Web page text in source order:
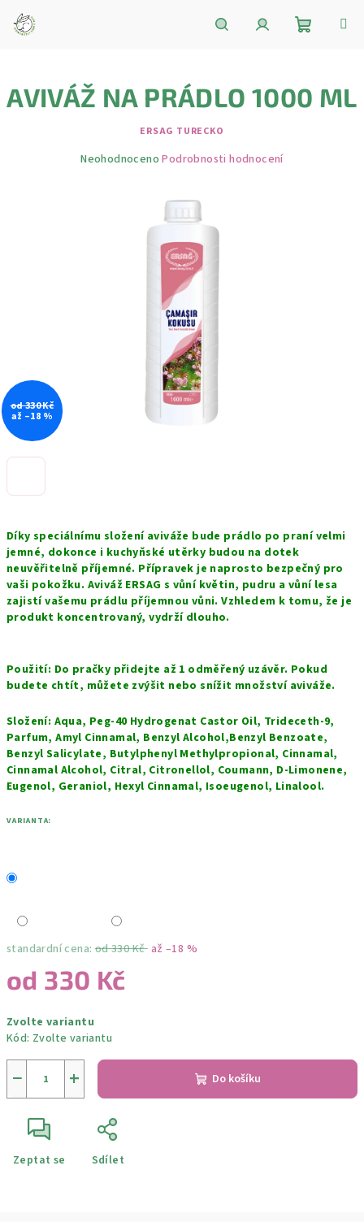
obsah
košík
Díky speciálnímu složení aviváže bude prádlo po praní velmi
jemné, dokonce i kuchyňské utěrky budou na dotek
neuvěřitelně příjemné. Přípravek je naprosto bezpečný pro
vaši pokožku. Aviváž ERSAG s vůní květin, pudru a vůní lesa
zajistí vašemu prádlu příjemnou vůni. Vzhledem k tomu, že je
produkt koncentrovaný, vydrží dlouho.
Použití: Do pračky přidejte až 1 odměřený uzávěr. Pokud
budete chtít, můžete zvýšit nebo snížit množství aviváže.
Složení: Aqua, Peg-40 Hydrogenat Castor Oil, Trideceth-9,
Parfum, Amyl Cinnamal, Benzyl Alcohol,Benzyl Benzoate,
Benzyl Salicylate, Butylphenyl Methylpropional, Cinnamal,
Cinnamal Alcohol, Citral, Citronellol, Coumann, D-Limonene,
Eugenol, Geraniol, Hexyl Cinnamal, Isoeugenol, Linalool.
VARIANTA:
standardní cena: od 330 Kč až –18 %
od 330 Kč
cena:
Zvolte variantu
Kód: Zvolte variantu
+
− Do košíku
Zeptat se Sdílet
AVIVÁŽ NA PRÁDLO 1000 ML
ERSAG TURECKO
Průměrné
Neohodnoceno Podrobnosti hodnocení
od 330 Kč
až –18 %